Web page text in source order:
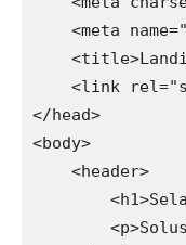
<meta
<link
</head>
<body>
    <header>